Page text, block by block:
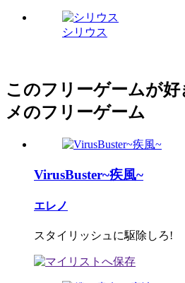
シリウス
このフリーゲームが
メのフリーゲーム
VirusBuster~疾風~
エレノ
スタイリッシュに駆除しろ!